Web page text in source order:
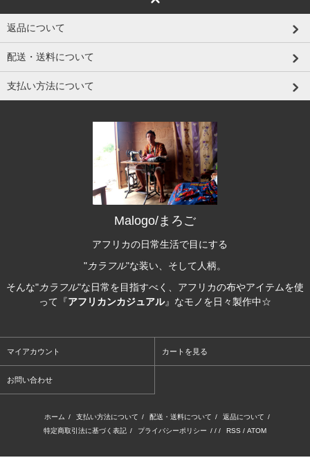
返品について
配送・送料について
支払い方法について
Malogo/まろご
アフリカの日常生活で目にする
"カラフル"な装い、そして人柄。
そんな"カラフル"な日常を目指すべく、アフリカの布やアイテムを使
って『アフリカンカジュアル』なモノを日々製作中☆
マイアカウント カートを見る
お問い合わせ
ホーム / 支払い方法について / 配送・送料について / 返品について /
特定商取引法に基づく表記 / プライバシーポリシー / / / RSS / ATOM